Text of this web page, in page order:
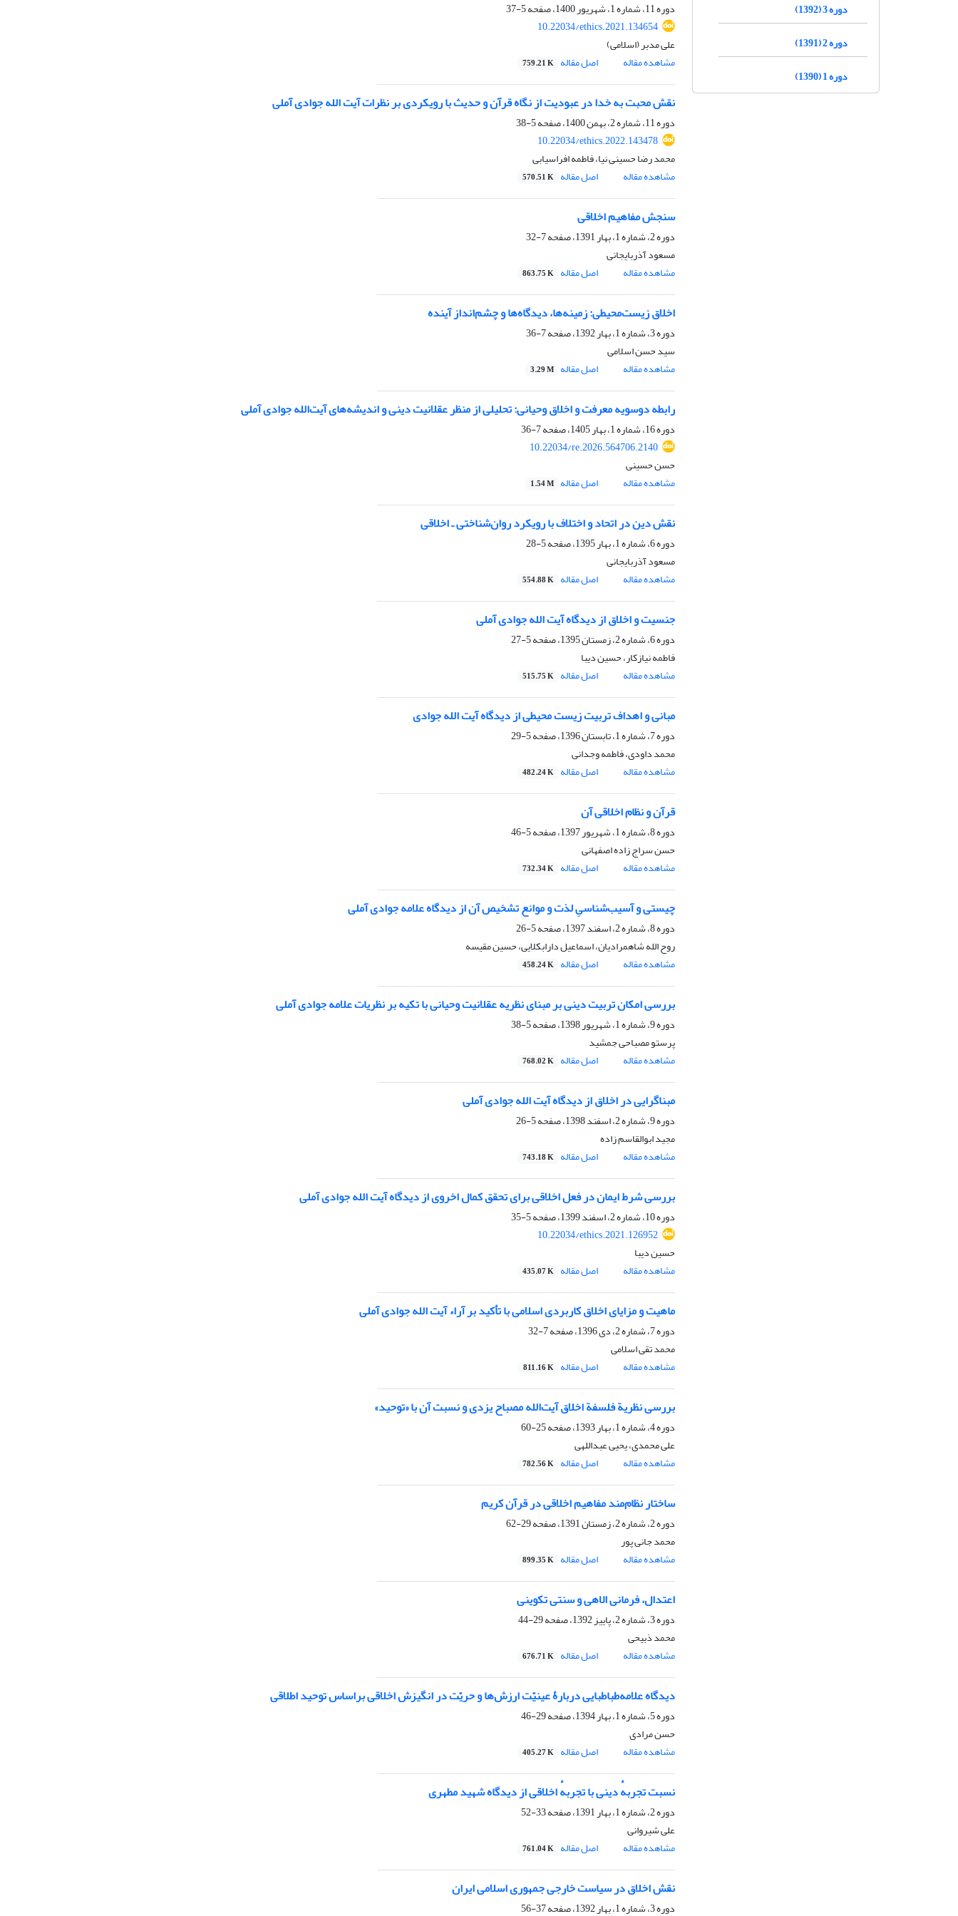
دوره 11، شماره 1، شهریور 1400، صفحه
5-37
10.22034/ethics.2021.134654
علی مدبر (اسلامی)
مشاهده مقاله
اصل مقاله 759.21 K
نقش محبت به خدا در عبودیت از نگاه قرآن و حدیث با رویکردی بر نظرات آیت الله جوادی آملی
دوره 11، شماره 2، بهمن 1400، صفحه
5-38
10.22034/ethics.2022.143478
محمد رضا حسینی نیا، فاطمه افراسیابی
مشاهده مقاله
اصل مقاله 570.51 K
سنجش مفاهیم اخلاقی
دوره 2، شماره 1، بهار 1391، صفحه
7-32
مسعود آذربایجانی
مشاهده مقاله
اصل مقاله 863.75 K
اخلاق زیست‌محیطی: زمینه‌ها، دیدگاه‌ها و چشم‌انداز آینده
دوره 3، شماره 1، بهار 1392، صفحه
7-36
سید حسن اسلامی
مشاهده مقاله
اصل مقاله 3.29 M
رابطه دوسویه معرفت و اخلاق وحیانی: تحلیلی از منظر عقلانیت دینی و اندیشه‌های آیت‌الله جوادی آملی
دوره 16، شماره 1، بهار 1405، صفحه
7-36
10.22034/re.2026.564706.2140
حسن حسینی
مشاهده مقاله
اصل مقاله 1.54 M
نقش دین در اتحاد و اختلاف با رویکرد روان‌شناختی ـ اخلاقی
دوره 6، شماره 1، بهار 1395، صفحه
5-28
مسعود آذربایجانی
مشاهده مقاله
اصل مقاله 554.88 K
جنسیت و اخلاق از دیدگاه آیت الله جوادی آملی
دوره 6، شماره 2، زمستان 1395، صفحه
5-27
فاطمه نیازکار، حسین دیبا
مشاهده مقاله
اصل مقاله 515.75 K
مبانی و اهداف تربیت زیست محیطی از دیدگاه آیت الله جوادی
دوره 7، شماره 1، تابستان 1396، صفحه
5-29
محمد داودی، فاطمه وجدانی
مشاهده مقاله
اصل مقاله 482.24 K
قرآن و نظام اخلاقی آن
دوره 8، شماره 1، شهریور 1397، صفحه
5-46
حسن سراج زاده اصفهانی
مشاهده مقاله
اصل مقاله 732.34 K
چیستی و آسیب‌شناسیِ لذت و موانع تشخیص آن از دیدگاه علامه جوادی آملی
دوره 8، شماره 2، اسفند 1397، صفحه
5-26
روح الله شاهمرادیان، اسماعیل دارابکلایی، حسین مقیسه
مشاهده مقاله
اصل مقاله 458.24 K
بررسی امکان تربیت دینی بر مبنای نظریه عقلانیت وحیانی با تکیه بر نظریات علامه جوادی آملی
دوره 9، شماره 1، شهریور 1398، صفحه
5-38
پرستو مصباحی جمشید
مشاهده مقاله
اصل مقاله 768.02 K
مبناگرایی در اخلاق از دیدگاه آیت الله جوادی آملی
دوره 9، شماره 2، اسفند 1398، صفحه
5-26
مجید ابوالقاسم زاده
مشاهده مقاله
اصل مقاله 743.18 K
بررسی شرط ایمان در فعل اخلاقی برای تحقق کمال اخروی از دیدگاه آیت الله جوادی آملی
دوره 10، شماره 2، اسفند 1399، صفحه
5-35
10.22034/ethics.2021.126952
حسین دیبا
مشاهده مقاله
اصل مقاله 435.07 K
ماهیت و مزایای اخلاق کاربردی اسلامی با تأکید بر آراء آیت الله جوادی آملی
دوره 7، شماره 2، دی 1396، صفحه
7-32
محمد تقی اسلامی
مشاهده مقاله
اصل مقاله 811.16 K
بررسی نظریة فلسفة اخلاق آیت‌الله مصباح یزدی و نسبت آن با «توحید»
دوره 4، شماره 1، بهار 1393، صفحه
25-60
علی محمدی، یحیی عبداللهی
مشاهده مقاله
اصل مقاله 782.56 K
ساختار نظام‌‌‌مند مفاهیم اخلاقی در قرآن کریم
دوره 2، شماره 2، زمستان 1391، صفحه
29-62
محمد جانی پور
مشاهده مقاله
اصل مقاله 899.35 K
اعتدال، فرمانی الاهی و سنتی تکوینی
دوره 3، شماره 2، پاییز 1392، صفحه
29-44
محمد ذبیحی
مشاهده مقاله
اصل مقاله 676.71 K
دیدگاه علامه‌طباطبایی دربارۀ عینیّت ارزش‌ها و حریّت در انگیزش اخلاقی براساس توحید اطلاقی
دوره 5، شماره 1، بهار 1394، صفحه
29-46
حسن مرادی
مشاهده مقاله
اصل مقاله 405.27 K
نسبت تجربهٔ دینی با تجربهٔ اخلاقی از دیدگاه شهید مطهری
دوره 2، شماره 1، بهار 1391، صفحه
33-52
علی شیروانی
مشاهده مقاله
اصل مقاله 761.04 K
نقش اخلاق در سیاست خارجی جمهوری اسلامی ایران
دوره 3، شماره 1، بهار 1392، صفحه 37-56
دوره 3 (1392)
دوره 2 (1391)
دوره 1 (1390)